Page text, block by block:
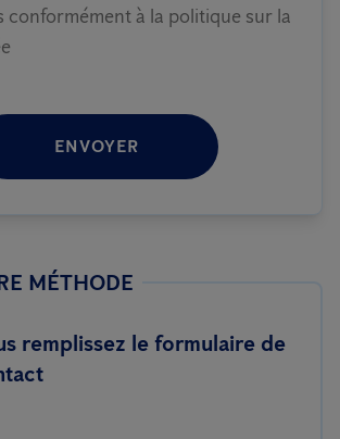
conformément à la politique sur la
ENVOYER
MÉTHODE
remplissez le formulaire de